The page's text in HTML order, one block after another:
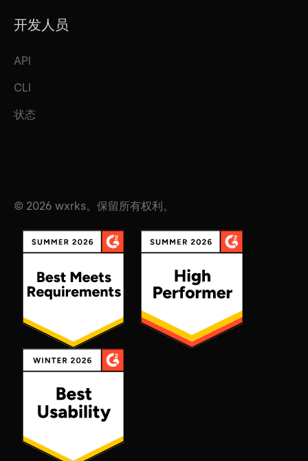
开发人员
API
CLI
状态
© 2026 wxrks。保留所有权利。